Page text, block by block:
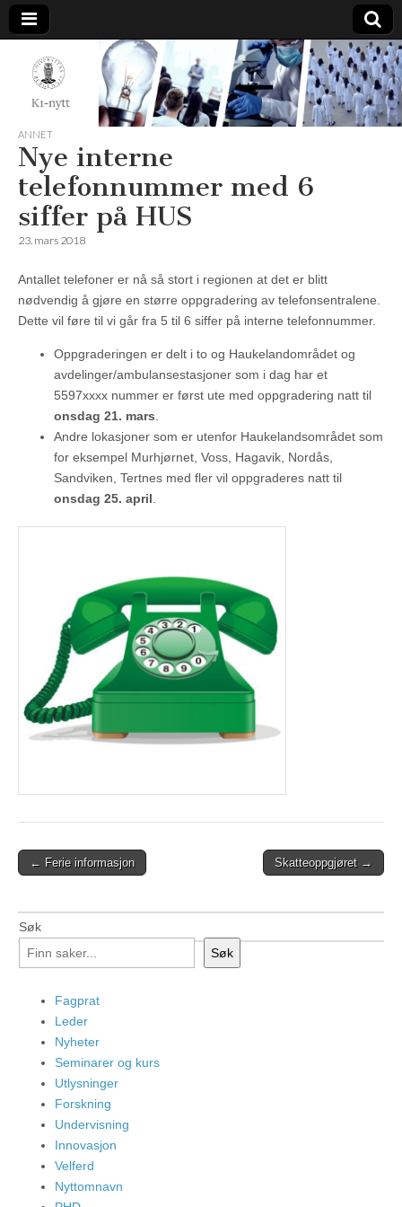
K1-
Nytt
ANNET
Nye interne
telefonnummer med 6
siffer på HUS
23. mars 2018
Antallet telefoner er nå så stort i regionen at det er blitt
nødvendig å gjøre en større oppgradering av telefonsentralene.
Dette vil føre til vi går fra 5 til 6 siffer på interne telefonnummer.
Oppgraderingen er delt i to og Haukelandområdet og
avdelinger/ambulansestasjoner som i dag har et
5597xxxx nummer er først ute med oppgradering natt til
onsdag 21. mars.
Andre lokasjoner som er utenfor Haukelandsområdet som
for eksempel Murhjørnet, Voss, Hagavik, Nordås,
Sandviken, Tertnes med fler vil oppgraderes natt til
onsdag 25. april.
Post
← Ferie informasjon Skatteoppgjøret →
Søk
Søk
Fagprat
Leder
Nyheter
Seminarer og kurs
Utlysninger
Forskning
Undervisning
Innovasjon
Velferd
Nyttomnavn